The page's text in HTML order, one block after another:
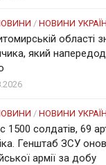
/ НОВИНИ
області
який
/ НОВИНИ
1500 солдатів, 69
Генштаб ЗСУ
армії за добу